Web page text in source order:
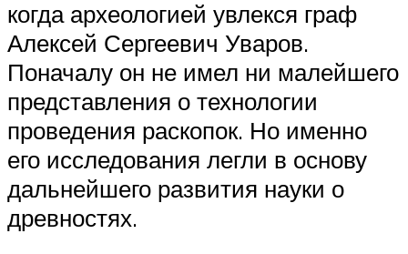
когда археологией увлекся граф
Алексей Сергеевич Уваров.
Поначалу он не имел ни малейшего
представления о технологии
проведения раскопок. Но именно
его исследования легли в основу
дальнейшего развития науки о
древностях.